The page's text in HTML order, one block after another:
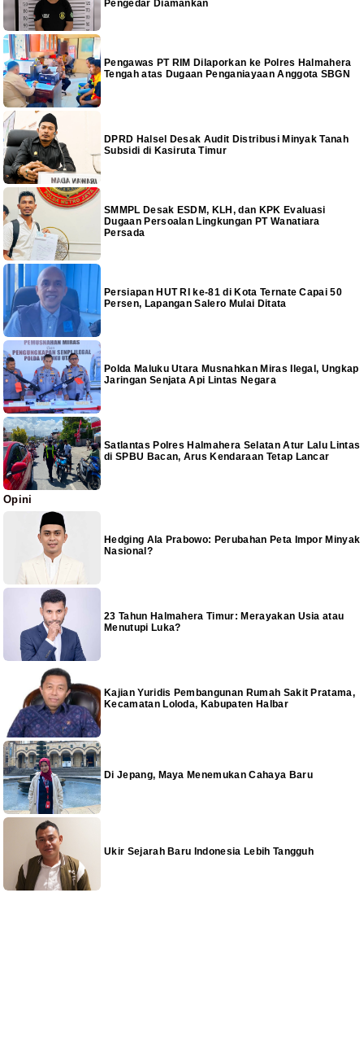
Pengedar Diamankan
Pengawas PT RIM Dilaporkan ke Polres Halmahera
Tengah atas Dugaan Penganiayaan Anggota SBGN
DPRD Halsel Desak Audit Distribusi Minyak Tanah
Subsidi di Kasiruta Timur
SMMPL Desak ESDM, KLH, dan KPK Evaluasi
Dugaan Persoalan Lingkungan PT Wanatiara
Persada
Persiapan HUT RI ke-81 di Kota Ternate Capai 50
Persen, Lapangan Salero Mulai Ditata
Polda Maluku Utara Musnahkan Miras Ilegal, Ungkap
Jaringan Senjata Api Lintas Negara
Satlantas Polres Halmahera Selatan Atur Lalu Lintas
di SPBU Bacan, Arus Kendaraan Tetap Lancar
Opini
Hedging Ala Prabowo: Perubahan Peta Impor Minyak
Nasional?
23 Tahun Halmahera Timur: Merayakan Usia atau
Menutupi Luka?
Kajian Yuridis Pembangunan Rumah Sakit Pratama,
Kecamatan Loloda, Kabupaten Halbar
Di Jepang, Maya Menemukan Cahaya Baru
Ukir Sejarah Baru Indonesia Lebih Tangguh